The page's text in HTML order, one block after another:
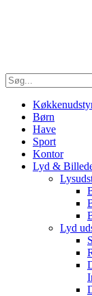
Børn
Have
Sport
Kontor
Lyd &
Lyd